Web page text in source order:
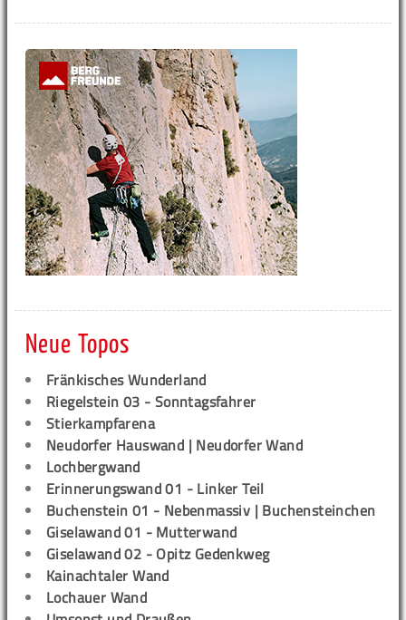
Neue Topos
Fränkisches Wunderland
Riegelstein 03 - Sonntagsfahrer
Stierkampfarena
Neudorfer Hauswand | Neudorfer Wand
Lochbergwand
Erinnerungswand 01 - Linker Teil
Buchenstein 01 - Nebenmassiv | Buchensteinchen
Giselawand 01 - Mutterwand
Giselawand 02 - Opitz Gedenkweg
Kainachtaler Wand
Lochauer Wand